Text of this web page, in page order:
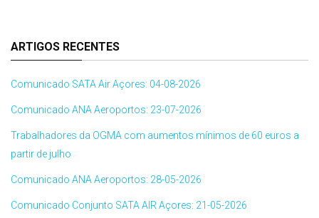
ARTIGOS RECENTES
Comunicado SATA Air Açores: 04-08-2026
Comunicado ANA Aeroportos: 23-07-2026
Trabalhadores da OGMA com aumentos mínimos de 60 euros a
partir de julho
Comunicado ANA Aeroportos: 28-05-2026
Comunicado Conjunto SATA AIR Açores: 21-05-2026